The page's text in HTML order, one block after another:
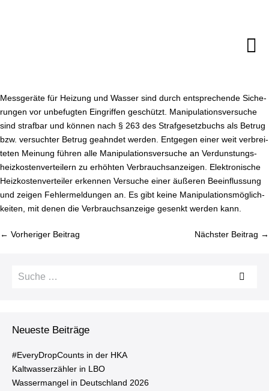
Messgeräte für Heizung und Wasser sind durch ent­spre­chen­de Si­che­
run­gen vor unbefugten Eingriffen geschützt. Ma­ni­pu­la­ti­ons­ver­su­che
sind strafbar und können nach § 263 des Straf­ge­setz­buchs als Betrug
bzw. versuchter Betrug geahndet werden. Entgegen einer weit ver­brei­
te­ten Meinung führen alle Ma­ni­pu­la­ti­ons­ver­su­che an Ver­duns­tungs­
heiz­kos­ten­ver­tei­lern zu erhöhten Ver­brauchs­an­zei­gen. Elek­tro­ni­sche
Heiz­kos­ten­ver­tei­ler erkennen Versuche einer äußeren Be­ein­flus­sung
und zeigen Feh­ler­mel­dun­gen an. Es gibt keine Ma­ni­pu­la­ti­ons­mög­lich­
kei­ten, mit denen die Ver­brauchs­an­zei­ge gesenkt werden kann.
Bei­
← Vorheriger Beitrag Nächster Beitrag →
Suche
Neueste Beiträge
#Ever­y­Drop­Counts in der HKA
Kalt­was­ser­zäh­ler in LBO
Was­ser­man­gel in Deutsch­land 2026